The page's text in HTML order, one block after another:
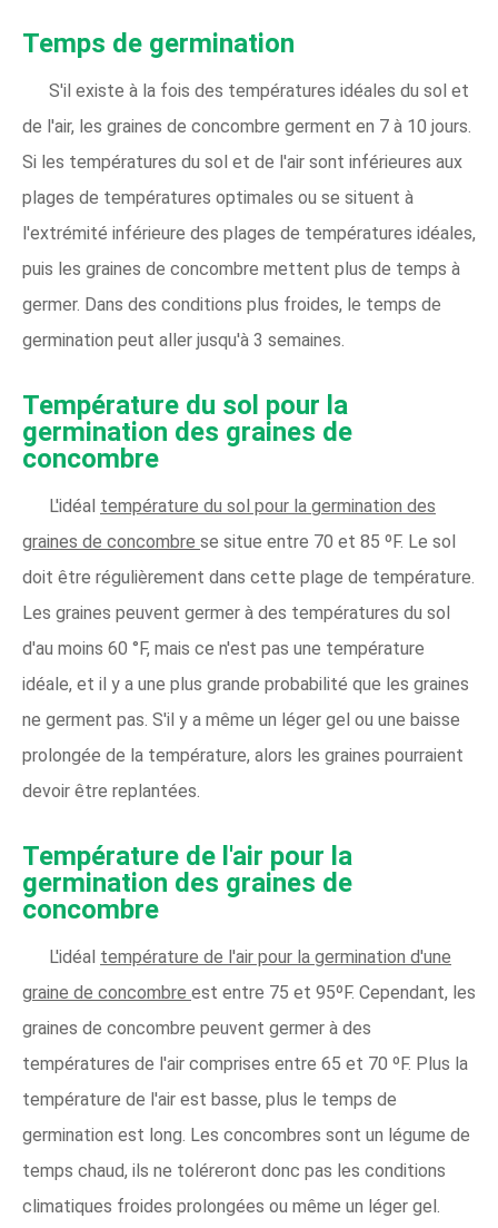
Temps de germination
S'il existe à la fois des températures idéales du sol et
de l'air, les graines de concombre germent en 7 à 10 jours.
Si les températures du sol et de l'air sont inférieures aux
plages de températures optimales ou se situent à
l'extrémité inférieure des plages de températures idéales,
puis les graines de concombre mettent plus de temps à
germer. Dans des conditions plus froides, le temps de
germination peut aller jusqu'à 3 semaines.
Température du sol pour la
germination des graines de
concombre
L'idéal température du sol pour la germination des
graines de concombre se situe entre 70 et 85 ºF. Le sol
doit être régulièrement dans cette plage de température.
Les graines peuvent germer à des températures du sol
d'au moins 60 °F, mais ce n'est pas une température
idéale, et il y a une plus grande probabilité que les graines
ne germent pas. S'il y a même un léger gel ou une baisse
prolongée de la température, alors les graines pourraient
devoir être replantées.
Température de l'air pour la
germination des graines de
concombre
L'idéal température de l'air pour la germination d'une
graine de concombre est entre 75 et 95ºF. Cependant, les
graines de concombre peuvent germer à des
températures de l'air comprises entre 65 et 70 ºF. Plus la
température de l'air est basse, plus le temps de
germination est long. Les concombres sont un légume de
temps chaud, ils ne toléreront donc pas les conditions
climatiques froides prolongées ou même un léger gel.